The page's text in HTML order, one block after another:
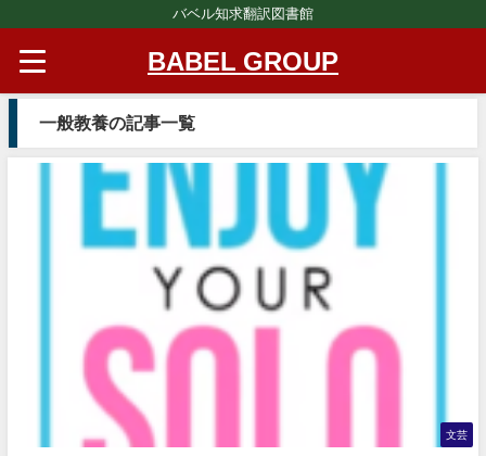
バベル知求翻訳図書館
BABEL GROUP
一般教養の記事一覧
文芸